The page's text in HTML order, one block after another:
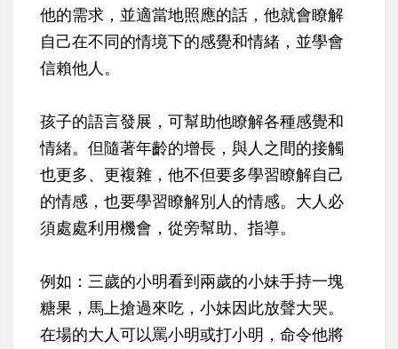
他的需求，並適當地照應的話，他就會瞭解
自己在不同的情境下的感覺和情緒，並學會
信賴他人。
孩子的語言發展，可幫助他瞭解各種感覺和
情緒。但隨著年齡的增長，與人之間的接觸
也更多、更複雜，他不但要多學習瞭解自己
的情感，也要學習瞭解別人的情感。大人必
須處處利用機會，從旁幫助、指導。
例如：三歲的小明看到兩歲的小妹手持一塊
糖果，馬上搶過來吃，小妹因此放聲大哭。
在場的大人可以罵小明或打小明，命令他將